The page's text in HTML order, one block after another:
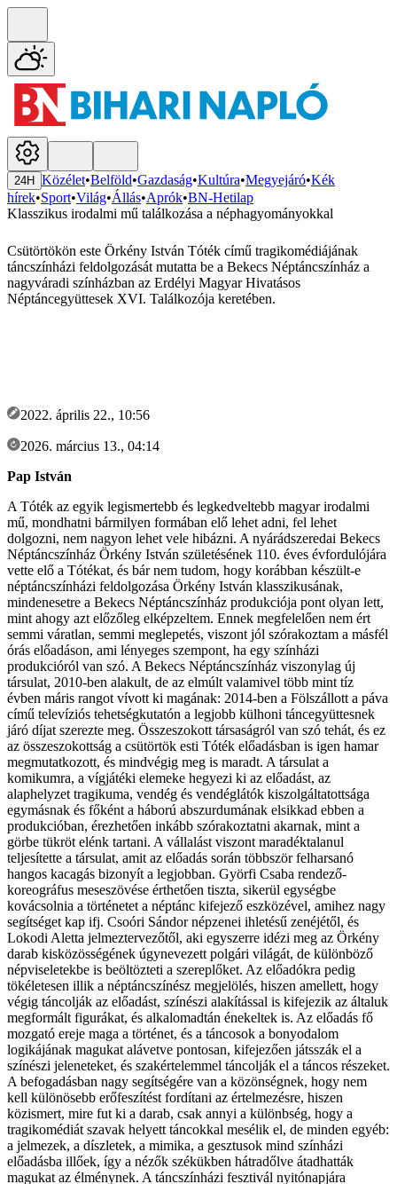
24H Közélet•Belföld•Gazdaság•Kultúra•Megyejáró•Kék
hírek•Sport•Világ•Állás•Aprók•BN-Hetilap
Klasszikus irodalmi mű találkozása a néphagyományokkal
Csütörtökön este Örkény István Tóték című tragikomédiájának
táncszínházi feldolgozását mutatta be a Bekecs Néptáncszínház a
nagyváradi színházban az Erdélyi Magyar Hivatásos
Néptáncegyüttesek XVI. Találkozója keretében.
2022. április 22., 10:56
2026. március 13., 04:14
Pap István
A Tóték az egyik legismertebb és legkedveltebb magyar irodalmi
mű, mondhatni bármilyen formában elő lehet adni, fel lehet
dolgozni, nem nagyon lehet vele hibázni. A nyárádszeredai Bekecs
Néptáncszínház Örkény István születésének 110. éves évfordulójára
vette elő a Tótékat, és bár nem tudom, hogy korábban készült-e
néptáncszínházi feldolgozása Örkény István klasszikusának,
mindenesetre a Bekecs Néptáncszínház produkciója pont olyan lett,
mint ahogy azt előzőleg elképzeltem. Ennek megfelelően nem ért
semmi váratlan, semmi meglepetés, viszont jól szórakoztam a másfél
órás előadáson, ami lényeges szempont, ha egy színházi
produkcióról van szó. A Bekecs Néptáncszínház viszonylag új
társulat, 2010-ben alakult, de az elmúlt valamivel több mint tíz
évben máris rangot vívott ki magának: 2014-ben a Fölszállott a páva
című televíziós tehetségkutatón a legjobb külhoni táncegyüttesnek
járó díjat szerezte meg. Összeszokott társaságról van szó tehát, és ez
az összeszokottság a csütörtök esti Tóték előadásban is igen hamar
megmutatkozott, és mindvégig meg is maradt. A társulat a
komikumra, a vígjátéki elemeke hegyezi ki az előadást, az
alaphelyzet tragikuma, vendég és vendéglátók kiszolgáltatottsága
egymásnak és főként a háború abszurdumának elsikkad ebben a
produkcióban, érezhetően inkább szórakoztatni akarnak, mint a
görbe tükröt elénk tartani. A vállalást viszont maradéktalanul
teljesítette a társulat, amit az előadás során többször felharsanó
hangos kacagás bizonyít a legjobban. Györfi Csaba rendező-
koreográfus meseszövése érthetően tiszta, sikerül egységbe
kovácsolnia a történetet a néptánc kifejező eszközével, amihez nagy
segítséget kap ifj. Csoóri Sándor népzenei ihletésű zenéjétől, és
Lokodi Aletta jelmeztervezőtől, aki egyszerre idézi meg az Örkény
darab kisközösségének úgynevezett polgári világát, de különböző
népviseletekbe is beöltözteti a szereplőket. Az előadókra pedig
tökéletesen illik a néptáncszínész megjelölés, hiszen amellett, hogy
végig táncolják az előadást, színészi alakítással is kifejezik az általuk
megformált figurákat, és alkalomadtán énekeltek is. Az előadás fő
mozgató ereje maga a történet, és a táncosok a bonyodalom
logikájának magukat alávetve pontosan, kifejezően játsszák el a
színészi jeleneteket, és szakértelemmel táncolják el a táncos részeket.
A befogadásban nagy segítségére van a közönségnek, hogy nem
kell különösebb erőfeszítést fordítani az értelmezésre, hiszen
közismert, mire fut ki a darab, csak annyi a különbség, hogy a
tragikomédiát szavak helyett táncokkal mesélik el, de minden egyéb:
a jelmezek, a díszletek, a mimika, a gesztusok mind színházi
előadásba illőek, így a nézők székükben hátradőlve átadhatták
magukat az élménynek. A táncszínházi fesztivál nyitónapjára